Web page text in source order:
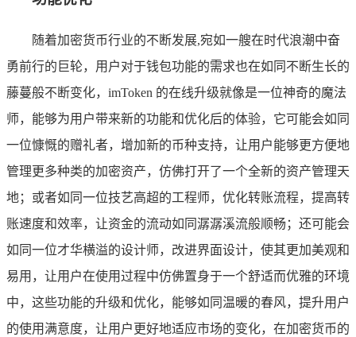
随着加密货币行业的不断发展,宛如一艘在时代浪潮中奋
勇前行的巨轮，用户对于钱包功能的需求也在如同不断生长的
藤蔓般不断变化，imToken 的在线升级就像是一位神奇的魔法
师，能够为用户带来新的功能和优化后的体验，它可能会如同
一位慷慨的赠礼者，增加新的币种支持，让用户能够更方便地
管理更多种类的加密资产，仿佛打开了一个全新的资产管理天
地；或者如同一位技艺高超的工程师，优化转账流程，提高转
账速度和效率，让资金的流动如同潺潺溪流般顺畅；还可能会
如同一位才华横溢的设计师，改进界面设计，使其更加美观和
易用，让用户在使用过程中仿佛置身于一个舒适而优雅的环境
中，这些功能的升级和优化，能够如同温暖的春风，提升用户
的使用满意度，让用户更好地适应市场的变化，在加密货币的